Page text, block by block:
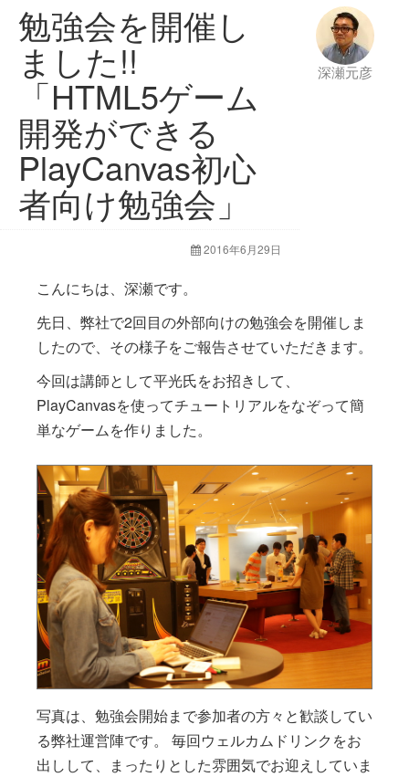
勉強会を開催し
ました!!
「HTML5ゲーム
開発ができる
PlayCanvas初心
者向け勉強会」
2016年6月29日
深瀬元彦
こんにちは、深瀬です。
先日、弊社で2回目の外部向けの勉強会を開催しま
したので、その様子をご報告させていただきます。
今回は講師として平光氏をお招きして、
PlayCanvasを使ってチュートリアルをなぞって簡
単なゲームを作りました。
写真は、勉強会開始まで参加者の方々と歓談してい
る弊社運営陣です。 毎回ウェルカムドリンクをお
出しして、まったりとした雰囲気でお迎えしていま